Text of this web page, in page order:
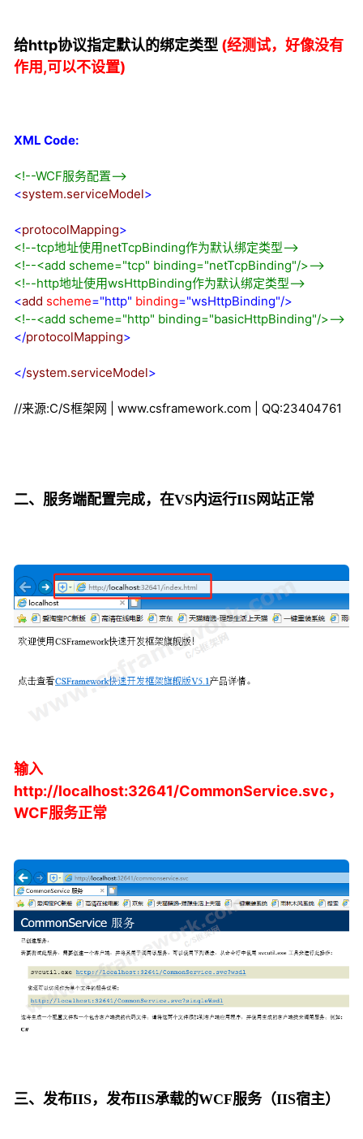
给http协议指定默认的绑定类型 (经测试，好像没有
作用,可以不设置)
XML Code:
<!--WCF服务配置-->
<system.serviceModel>
<protocolMapping>
<!--tcp地址使用netTcpBinding作为默认绑定类型-->
<!--<add scheme="tcp" binding="netTcpBinding"/>-->
<!--http地址使用wsHttpBinding作为默认绑定类型-->
<add scheme="http" binding="wsHttpBinding"/>
<!--<add scheme="http" binding="basicHttpBinding"/>-->
</protocolMapping>
</system.serviceModel>
//来源:C/S框架网 | www.csframework.com | QQ:23404761
二、服务端配置完成，在VS内运行IIS网站正常
输入
http://localhost:32641/CommonService.svc，
WCF服务正常
三、发布IIS，发布IIS承载的WCF服务（IIS宿主）